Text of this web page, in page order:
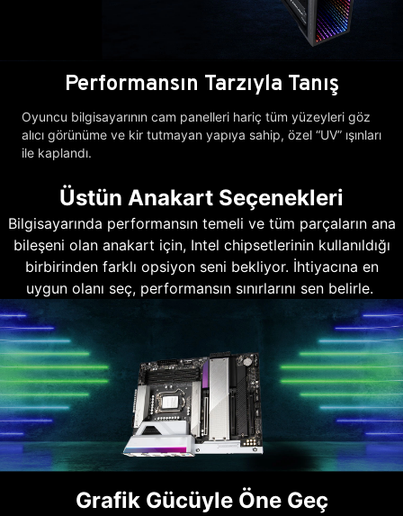
Performansın Tarzıyla Tanış
Oyuncu bilgisayarının cam panelleri hariç tüm yüzeyleri göz
alıcı görünüme ve kir tutmayan yapıya sahip, özel “UV” ışınları
ile kaplandı.
Üstün Anakart Seçenekleri
Bilgisayarında performansın temeli ve tüm parçaların ana
bileşeni olan anakart için, Intel chipsetlerinin kullanıldığı
birbirinden farklı opsiyon seni bekliyor. İhtiyacına en
uygun olanı seç, performansın sınırlarını sen belirle.
Grafik Gücüyle Öne Geç